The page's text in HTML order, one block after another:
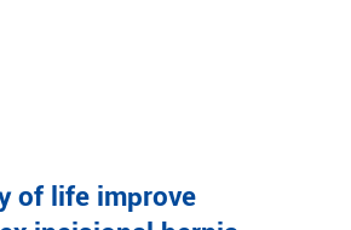
of life improve